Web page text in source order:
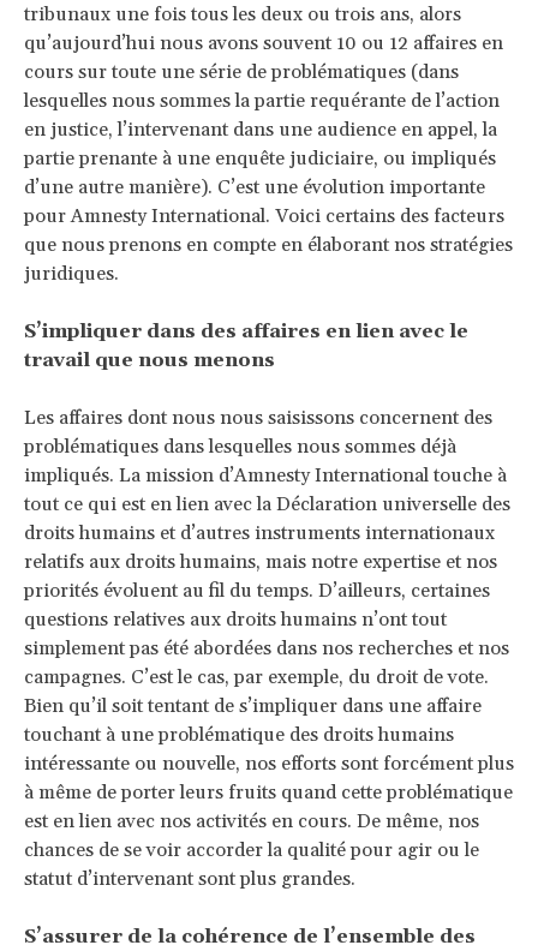
tribunaux une fois tous les deux ou trois ans, alors
qu’aujourd’hui nous avons souvent 10 ou 12 affaires en
cours sur toute une série de problématiques (dans
lesquelles nous sommes la partie requérante de l’action
en justice, l’intervenant dans une audience en appel, la
partie prenante à une enquête judiciaire, ou impliqués
d’une autre manière). C’est une évolution importante
pour Amnesty International. Voici certains des facteurs
que nous prenons en compte en élaborant nos stratégies
juridiques.
S’impliquer dans des affaires en lien avec le
travail que nous menons
Les affaires dont nous nous saisissons concernent des
problématiques dans lesquelles nous sommes déjà
impliqués. La mission d’Amnesty International touche à
tout ce qui est en lien avec la Déclaration universelle des
droits humains et d’autres instruments internationaux
relatifs aux droits humains, mais notre expertise et nos
priorités évoluent au fil du temps. D’ailleurs, certaines
questions relatives aux droits humains n’ont tout
simplement pas été abordées dans nos recherches et nos
campagnes. C’est le cas, par exemple, du droit de vote.
Bien qu’il soit tentant de s’impliquer dans une affaire
touchant à une problématique des droits humains
intéressante ou nouvelle, nos efforts sont forcément plus
à même de porter leurs fruits quand cette problématique
est en lien avec nos activités en cours. De même, nos
chances de se voir accorder la qualité pour agir ou le
statut d’intervenant sont plus grandes.
S’assurer de la cohérence de l’ensemble des